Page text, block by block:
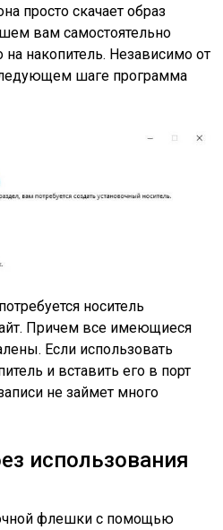
просто скачает образ
вам самостоятельно
на накопитель. Независимо от
шаге программа
носитель
Причем все имеющиеся
Если использовать
и вставить его в порт
не займет много
использования
флешки с помощью